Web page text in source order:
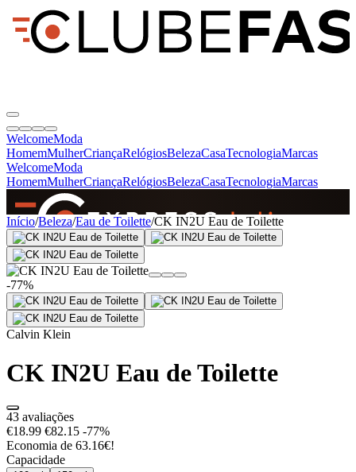
WelcomeModa
HomemMulherCriançaRelógiosBelezaCasaTecnologiaMarcas
WelcomeModa
HomemMulherCriançaRelógiosBelezaCasaTecnologiaMarcas
SINCE 2005
+de 36.000 reviews
Início/Beleza/Eau de Toilette/CK IN2U Eau de Toilette
-77%
Calvin Klein
CK IN2U Eau de Toilette
43 avaliações
€18.99 €82.15 -77%
Economia de 63.16€!
Capacidade